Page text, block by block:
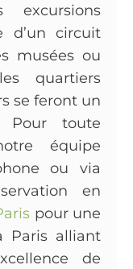
excursions
d’un circuit
musées ou
quartiers
se feront un
Pour toute
équipe
ou via
en
pour une
Paris alliant
de